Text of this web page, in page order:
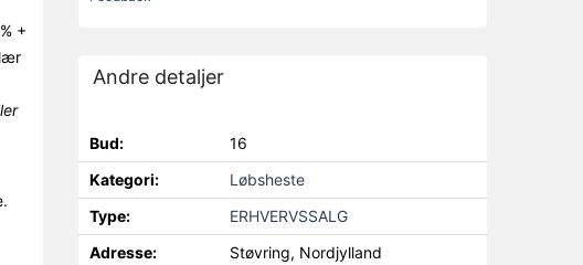
+
Andre detaljer
Bud:
16
Kategori:
Løbsheste
Type:
ERHVERVSSALG
Adresse:
Støvring, Nordjylland